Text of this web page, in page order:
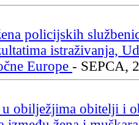
policijskih
istraživanja,
Europe - SEPCA,
obilježjima obitelji i